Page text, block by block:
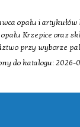
opału i
Krzepice oraz
przy wyborze
do katalogu: 2026-